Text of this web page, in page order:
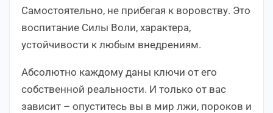
Самостоятельно, не прибегая к воровству. Это
воспитание Силы Воли, характера,
устойчивости к любым внедрениям.
Абсолютно каждому даны ключи от его
собственной реальности. И только от вас
зависит – опуститесь вы в мир лжи, пороков и